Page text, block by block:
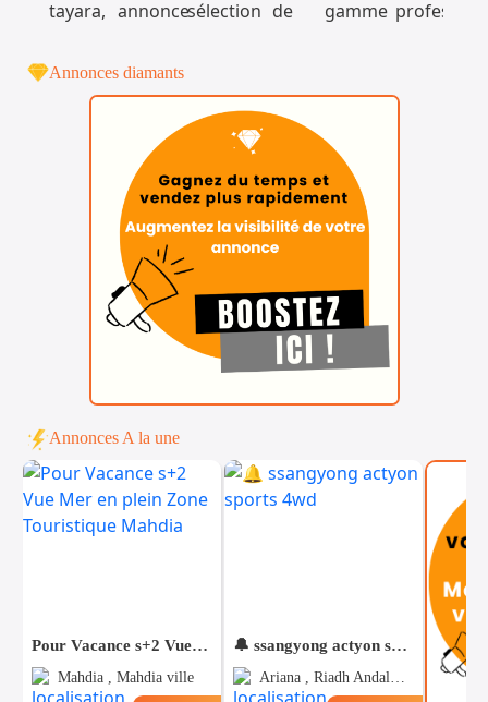
Annonces diamants
Annonces A la une
Pour Vacance s+2 Vue Mer en plein Zone Touristique Mahdia
Mahdia , Mahdia ville
🔔 ssangyong actyon sports 4wd
Ariana , Riadh Andalous